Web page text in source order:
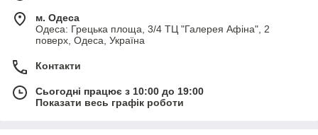
м. Одеса
Одеса: Грецька площа, 3/4 ТЦ "Галерея Афіна", 2
поверх, Одеса, Україна
Контакти
Сьогодні працює з 10:00 до 19:00
Показати весь графік роботи